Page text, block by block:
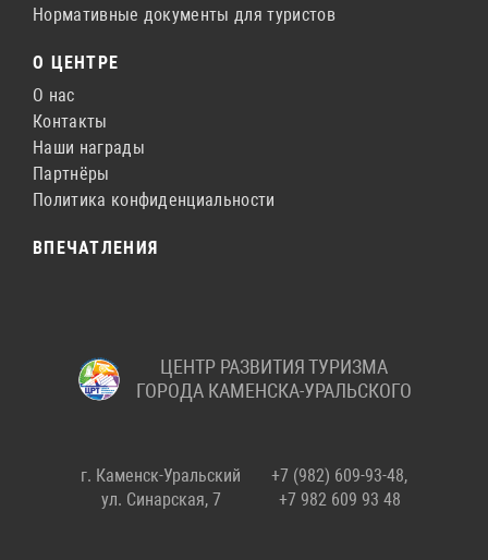
Нормативные документы для туристов
О ЦЕНТРЕ
О нас
Контакты
Наши награды
Партнёры
Политика конфиденциальности
ВПЕЧАТЛЕНИЯ
ЦЕНТР РАЗВИТИЯ ТУРИЗМА
ГОРОДА КАМЕНСКА-УРАЛЬСКОГО
г. Каменск-Уральский
ул. Синарская, 7
+7 (982) 609-93-48,
+7 982 609 93 48